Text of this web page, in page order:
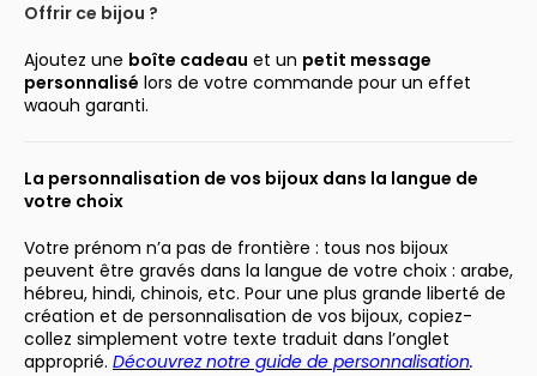
Offrir ce bijou ?
Ajoutez une boîte cadeau et un petit message
personnalisé lors de votre commande pour un effet
waouh garanti.
La personnalisation de vos bijoux dans la langue de
votre choix
Votre prénom n’a pas de frontière : tous nos bijoux
peuvent être gravés dans la langue de votre choix : arabe,
hébreu, hindi, chinois, etc. Pour une plus grande liberté de
création et de personnalisation de vos bijoux, copiez-
collez simplement votre texte traduit dans l’onglet
approprié. Découvrez notre guide de personnalisation.